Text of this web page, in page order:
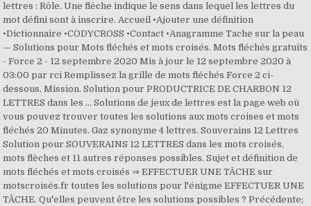
lettres : Rôle. Une flèche indique le sens dans lequel les lettres du
mot défini sont à inscrire. Accueil •Ajouter une définition
•Dictionnaire •CODYCROSS •Contact •Anagramme Tache sur la peau
— Solutions pour Mots fléchés et mots croisés. Mots fléchés gratuits
- Force 2 - 12 septembre 2020 Mis à jour le 12 septembre 2020 à
03:00 par rci Remplissez la grille de mots fléchés Force 2 ci-
dessous. Mission. Solution pour PRODUCTRICE DE CHARBON 12
LETTRES dans les … Solutions de jeux de lettres est la page web où
vous pouvez trouver toutes les solutions aux mots croises et mots
fléchés 20 Minutes. Gaz synonyme 4 lettres. Souverains 12 Lettres
Solution pour SOUVERAINS 12 LETTRES dans les mots croisés,
mots flèches et 11 autres réponses possibles. Sujet et définition de
mots fléchés et mots croisés ⇒ EFFECTUER UNE TÂCHE sur
motscroisés.fr toutes les solutions pour l'énigme EFFECTUER UNE
TÂCHE. Qu'elles peuvent être les solutions possibles ? Précédente;